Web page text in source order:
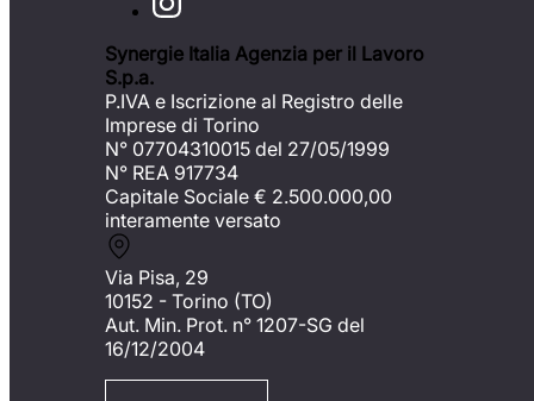
Synergie Italia Agenzia per il Lavoro
S.p.a.
P.IVA e Iscrizione al Registro delle
Imprese di Torino
N° 07704310015 del 27/05/1999
N° REA 917734
Capitale Sociale € 2.500.000,00
interamente versato
Via Pisa, 29
10152 - Torino (TO)
Aut. Min. Prot. n° 1207-SG del
16/12/2004